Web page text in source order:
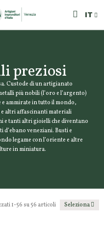
IT
preziosi
Custode di un artigianato
più nobili (l’oro e l’argento)
ammirate in tutto il mondo,
altri affascinanti materiali
tanti altri gioielli che diventano
veneziani. Busti e
legame con l’oriente e altre
in miniatura.
1-56 su 56 articoli Seleziona